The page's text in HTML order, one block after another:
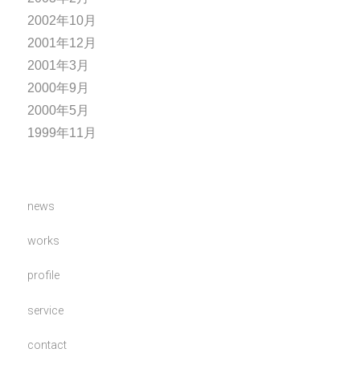
2002年10月
2001年12月
2001年3月
2000年9月
2000年5月
1999年11月
news
works
profile
service
contact